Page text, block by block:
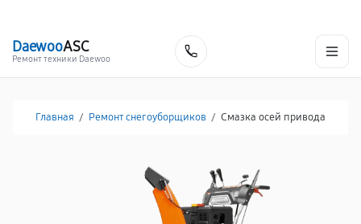
DaewooASC
Ремонт техники Daewoo
Главная / Ремонт снегоуборщиков / Смазка осей привода